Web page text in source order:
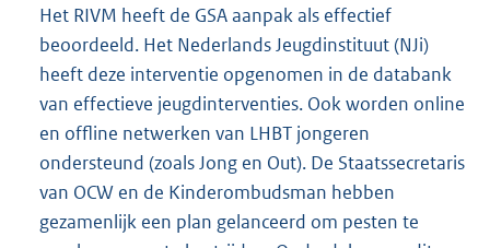
Het RIVM heeft de GSA aanpak als effectief
beoordeeld. Het Nederlands Jeugdinstituut (NJi)
heeft deze interventie opgenomen in de databank
van effectieve jeugdinterventies. Ook worden online
en offline netwerken van LHBT jongeren
ondersteund (zoals Jong en Out). De Staatssecretaris
van OCW en de Kinderombudsman hebben
gezamenlijk een plan gelanceerd om pesten te